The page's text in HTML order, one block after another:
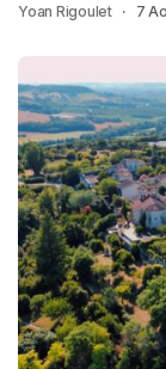
Yoan Rigoulet 7